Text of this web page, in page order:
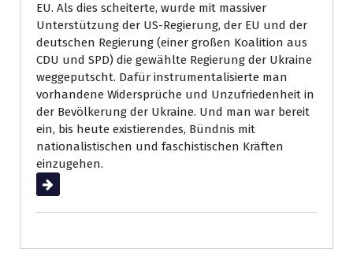
EU. Als dies scheiterte, wurde mit massiver
Unterstützung der US-Regierung, der EU und der
deutschen Regierung (einer großen Koalition aus
CDU und SPD) die gewählte Regierung der Ukraine
weggeputscht. Dafür instrumentalisierte man
vorhandene Widersprüche und Unzufriedenheit in
der Bevölkerung der Ukraine. Und man war bereit
ein, bis heute existierendes, Bündnis mit
nationalistischen und faschistischen Kräften
einzugehen.
Weiterlesen